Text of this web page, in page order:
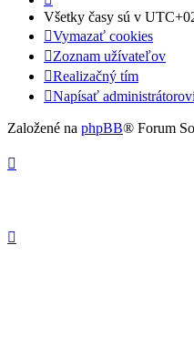
Všetky časy sú v
Vymazať cookies
Zoznam užívateľov
Realizačný tím
Napísať administrátorovi
Založené na phpBB® Forum